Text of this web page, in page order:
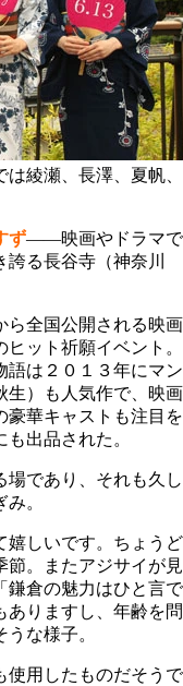
綾瀬、長澤、夏帆、
ず――映画やドラマで
る長谷寺（神奈川
ら全国公開される映画
ヒット祈願イベント。
語は２０１３年にマン
生）も人気作で、映画
豪華キャストも注目を
出品された。
場であり、それも久し
。
嬉しいです。ちょうど
節。またアジサイが見
鎌倉の魅力はひと言で
ありますし、年齢を問
な様子。
使用したものだそうで